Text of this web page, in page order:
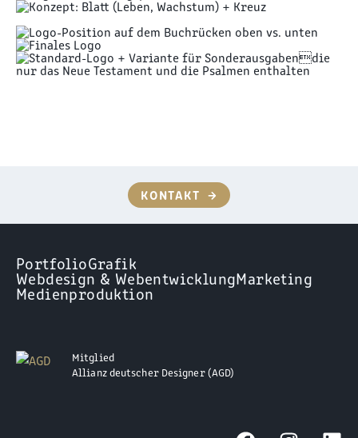
KONTAKT →
PortfolioGrafik
Webdesign & WebentwicklungMarketing
Medienproduktion
Mitglied
Allianz deutscher Designer (AGD)